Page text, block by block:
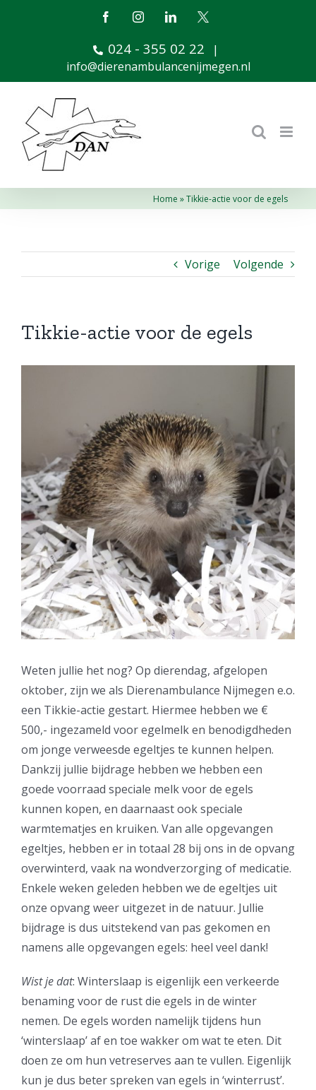
FacebookInstagramLinkedIn
X
024 - 355 02 22
|
info@dierenambulancenijmegen.nl
Home »Tikkie-actie voor de egels
Vorige Volgende
Tikkie-actie voor de egels
Weten jullie het nog? Op dierendag, afgelopen
oktober, zijn we als Dierenambulance Nijmegen e.o.
een Tikkie-actie gestart. Hiermee hebben we €
500,- ingezameld voor egelmelk en benodigdheden
om jonge verweesde egeltjes te kunnen helpen.
Dankzij jullie bijdrage hebben we hebben een
goede voorraad speciale melk voor de egels
kunnen kopen, en daarnaast ook speciale
warmtematjes en kruiken. Van alle opgevangen
egeltjes, hebben er in totaal 28 bij ons in de opvang
overwinterd, vaak na wondverzorging of medicatie.
Enkele weken geleden hebben we de egeltjes uit
onze opvang weer uitgezet in de natuur. Jullie
bijdrage is dus uitstekend van pas gekomen en
namens alle opgevangen egels: heel veel dank!
Wist je dat: Winterslaap is eigenlijk een verkeerde
benaming voor de rust die egels in de winter
nemen. De egels worden namelijk tijdens hun
‘winterslaap’ af en toe wakker om wat te eten. Dit
doen ze om hun vetreserves aan te vullen. Eigenlijk
kun je dus beter spreken van egels in ‘winterrust’.